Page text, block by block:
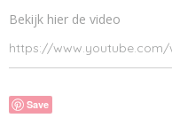
Bekijk hier de video
https://www.youtube.com/
Save